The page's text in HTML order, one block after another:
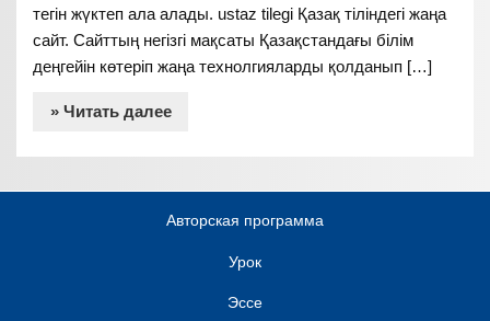
тегін жүктеп ала алады. ustaz tilegi Қазақ тіліндегі жаңа
сайт. Сайттың негізгі мақсаты Қазақстандағы білім
деңгейін көтеріп жаңа технолгияларды қолданып […]
» Читать далее
Авторская программа
Урок
Эссе